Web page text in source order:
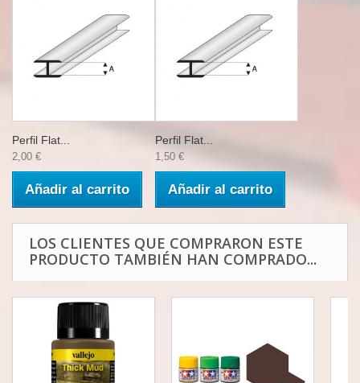
Perfil Flat...
2,00 €
Añadir al carrito
Perfil Flat...
1,50 €
Añadir al carrito
LOS CLIENTES QUE COMPRARON ESTE
PRODUCTO TAMBIÉN HAN COMPRADO...